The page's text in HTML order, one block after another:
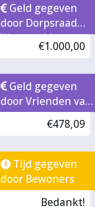
Geld gegeven
door Dorpsraad
Warnsveld
€1.000,00
Geld gegeven
door Vrienden van
het Trefpark
€478,09
Tijd gegeven
door Bewoners
Bedankt!